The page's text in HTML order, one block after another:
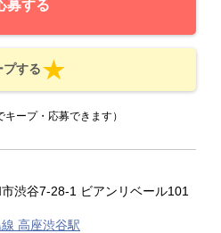
募する
プする
キープ・応募できます）
渋谷7-28-1 ビアンリベール101
高座渋谷駅